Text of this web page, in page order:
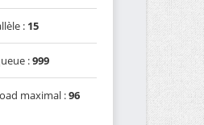
: 15
:999
maximal :96